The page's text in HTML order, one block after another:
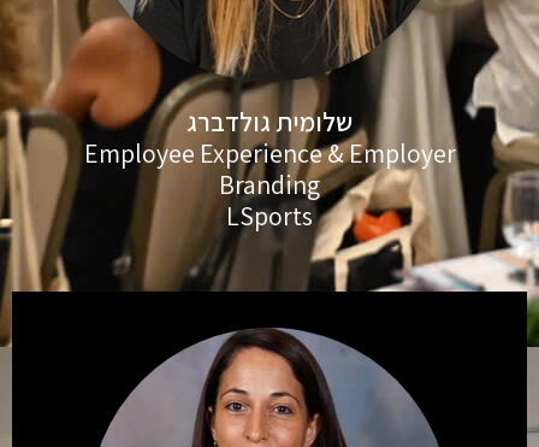
שלומית גולדברג
Employee Experience & Employer
Branding
LSports